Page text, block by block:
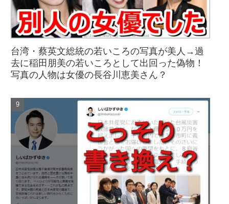
台湾・蔡英文総統の若いころの写真が美人→過
去に稲田朋美の若いころとして出回った偽物！
写真の人物は女優の長谷川恵美さん？